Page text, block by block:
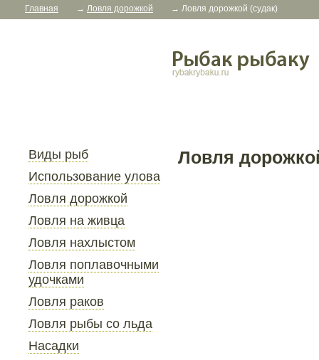
Главная → Ловля дорожкой → Ловля дорожкой (судак)
Виды рыб
Использование улова
Ловля дорожкой
Ловля на живца
Ловля нахлыстом
Ловля поплавочными
удочками
Ловля раков
Ловля рыбы со льда
Насадки
Ловля